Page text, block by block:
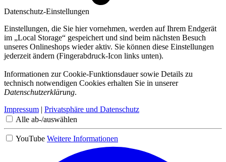
Datenschutz-Einstellungen
Einstellungen, die Sie hier vornehmen, werden auf Ihrem Endgerät
im „Local Storage“ gespeichert und sind beim nächsten Besuch
unseres Onlineshops wieder aktiv. Sie können diese Einstellungen
jederzeit ändern (Fingerabdruck-Icon links unten).
Informationen zur Cookie-Funktionsdauer sowie Details zu
technisch notwendigen Cookies erhalten Sie in unserer
Datenschutzerklärung.
Impressum | Privatsphäre und Datenschutz
Alle ab-/auswählen
YouTube Weitere Informationen